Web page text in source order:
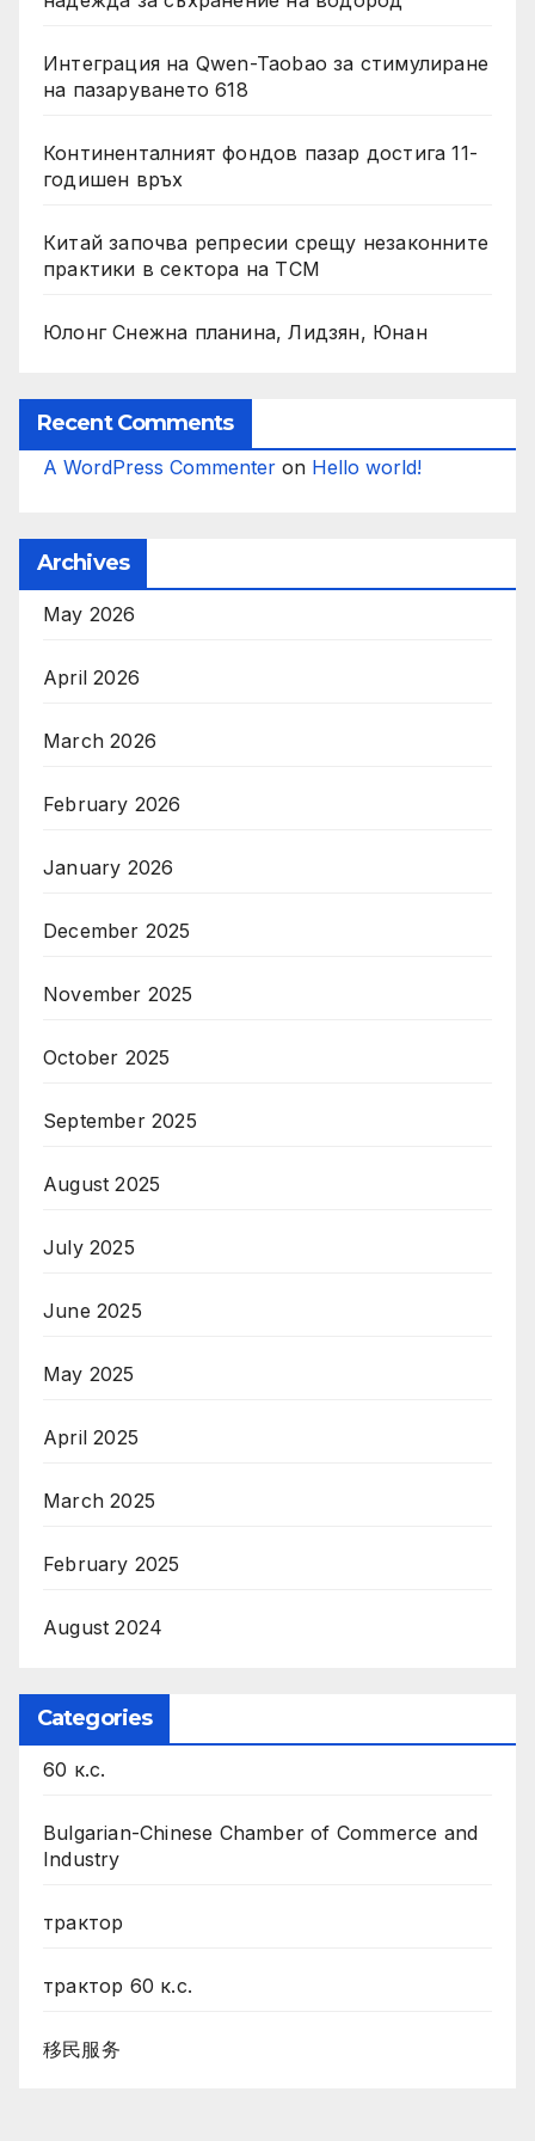
Интеграция на Qwen-Taobao за стимулиране
на пазаруването 618
Континенталният фондов пазар достига 11-
годишен връх
Китай започва репресии срещу незаконните
практики в сектора на TCM
Юлонг Снежна планина, Лидзян, Юнан
Recent Comments
A WordPress Commenter on Hello world!
Archives
May 2026
April 2026
March 2026
February 2026
January 2026
December 2025
November 2025
October 2025
September 2025
August 2025
July 2025
June 2025
May 2025
April 2025
March 2025
February 2025
August 2024
Categories
60 к.с.
Bulgarian-Chinese Chamber of Commerce and
Industry
трактор
трактор 60 к.с.
移民服务